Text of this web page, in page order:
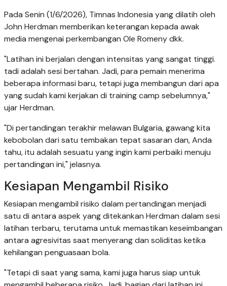
Pada Senin (1/6/2026), Timnas Indonesia yang dilatih oleh
John Herdman memberikan keterangan kepada awak
media mengenai perkembangan Ole Romeny dkk.
"Latihan ini berjalan dengan intensitas yang sangat tinggi.
tadi adalah sesi bertahan. Jadi, para pemain menerima
beberapa informasi baru, tetapi juga membangun dari apa
yang sudah kami kerjakan di training camp sebelumnya,"
ujar Herdman.
"Di pertandingan terakhir melawan Bulgaria, gawang kita
kebobolan dari satu tembakan tepat sasaran dan, Anda
tahu, itu adalah sesuatu yang ingin kami perbaiki menuju
pertandingan ini," jelasnya.
Kesiapan Mengambil Risiko
Kesiapan mengambil risiko dalam pertandingan menjadi
satu di antara aspek yang ditekankan Herdman dalam sesi
latihan terbaru, terutama untuk memastikan keseimbangan
antara agresivitas saat menyerang dan soliditas ketika
kehilangan penguasaan bola.
"Tetapi di saat yang sama, kami juga harus siap untuk